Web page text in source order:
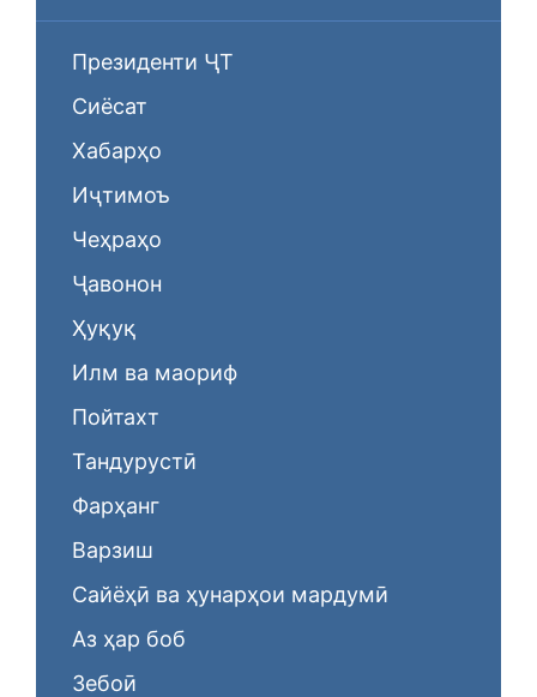
Президенти ҶТ
Сиёсат
Хабарҳо
Иҷтимоъ
Чеҳраҳо
Ҷавонон
Ҳуқуқ
Илм ва маориф
Пойтахт
Тандурустӣ
Фарҳанг
Варзиш
Сайёҳӣ ва ҳунарҳои мардумӣ
Аз ҳар боб
Зебоӣ